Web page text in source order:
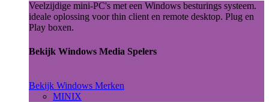
Veelzijdige mini-PC's met een Windows besturings systeem.
ideale oplossing voor thin client en remote desktop. Plug en
Play boxen.
Bekijk Windows Media Spelers
Bekijk Windows Merken
MINIX